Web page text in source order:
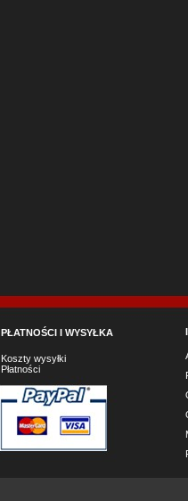
PŁATNOŚCI I WYSYŁKA
Koszty wysyłki
Płatności